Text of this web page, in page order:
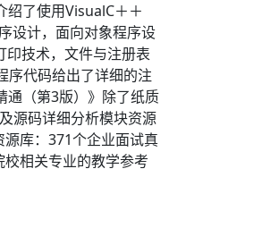
绍了使用VisualC＋＋
设计，面向对象程序设
技术，文件与注册表
序代码给出了详细的注
通（第3版）》除了纸质
源码详细分析模块资源
库：371个企业面试真
相关专业的教学参考